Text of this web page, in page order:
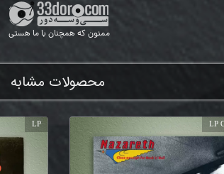
ممنون که همچنان با ما هستی
محصولات مشابه
LP
LP